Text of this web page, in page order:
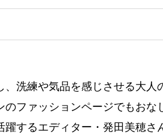
洗練や気品を感じさせる大人
のファッションページでもお
躍するエディター・発田美穂